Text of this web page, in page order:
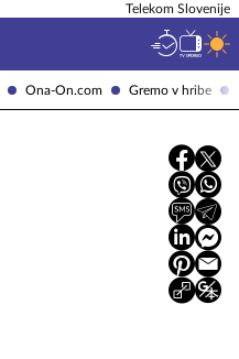
Ona-On.com Gremo v hribe
Telekom Slovenije